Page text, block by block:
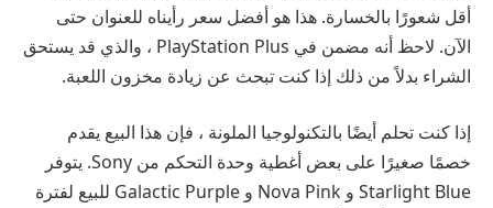
أقل شعورًا بالخسارة. هذا هو أفضل سعر رأيناه للعنوان حتى
الآن. لاحظ أنه مضمن في PlayStation Plus ، والذي قد يستحق
الشراء بدلاً من ذلك إذا كنت تبحث عن زيادة مخزون اللعبة.
إذا كنت تحلم أيضًا بالتكنولوجيا الملونة ، فإن هذا البيع يقدم
خصمًا صغيرًا على بعض أغطية وحدة التحكم من Sony. يتوفر
Starlight Blue و Nova Pink و Galactic Purple للبيع لفترة